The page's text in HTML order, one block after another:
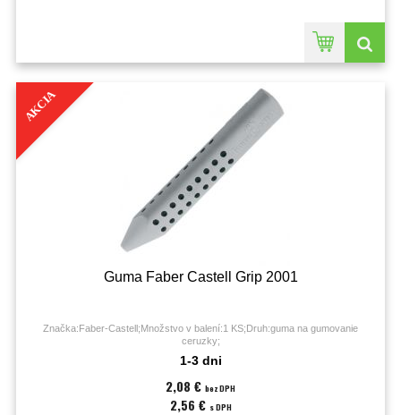
AKCIA
Guma Faber Castell Grip 2001
Značka:Faber-Castell;Množstvo v balení:1 KS;Druh:guma na gumovanie
ceruzky;
1-3 dni
2,08 € bez DPH
2,56 € s DPH